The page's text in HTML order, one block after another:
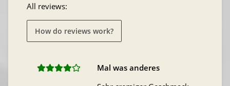
All reviews:
How do reviews work?
Mal was anderes